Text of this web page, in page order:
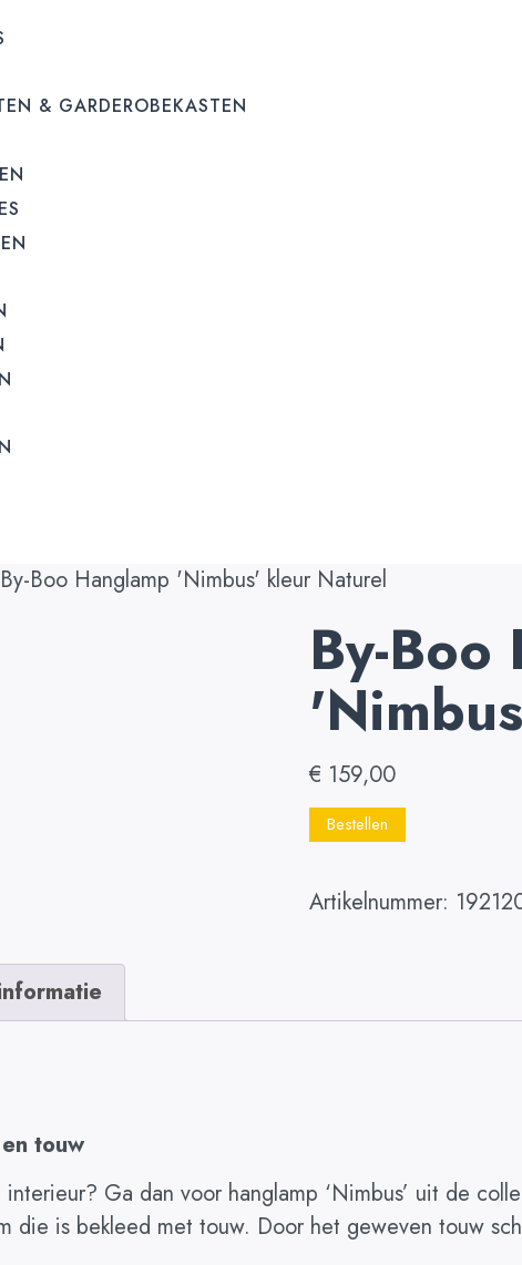
& GARDEROBEKASTEN
Boo Hanglamp 'Nimbus' kleur Naturel
By-Boo
€ 159,00
Bestellen
Artikelnummer:
touw
Ga dan voor hanglamp ‘Nimbus’ uit de
die is bekleed met touw. Door het geweven touw